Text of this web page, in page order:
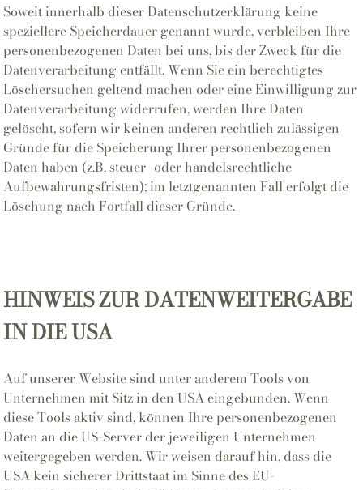
Soweit innerhalb dieser Datenschutzerklärung keine
speziellere Speicherdauer genannt wurde, verbleiben Ihre
personenbezogenen Daten bei uns, bis der Zweck für die
Datenverarbeitung entfällt. Wenn Sie ein berechtigtes
Löschersuchen geltend machen oder eine Einwilligung zur
Datenverarbeitung widerrufen, werden Ihre Daten
gelöscht, sofern wir keinen anderen rechtlich zulässigen
Gründe für die Speicherung Ihrer personenbezogenen
Daten haben (z.B. steuer- oder handelsrechtliche
Aufbewahrungsfristen); im letztgenannten Fall erfolgt die
Löschung nach Fortfall dieser Gründe.
HINWEIS ZUR DATENWEITERGABE
IN DIE USA
Auf unserer Website sind unter anderem Tools von
Unternehmen mit Sitz in den USA eingebunden. Wenn
diese Tools aktiv sind, können Ihre personenbezogenen
Daten an die US-Server der jeweiligen Unternehmen
weitergegeben werden. Wir weisen darauf hin, dass die
USA kein sicherer Drittstaat im Sinne des EU-